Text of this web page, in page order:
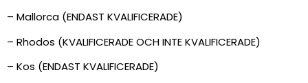
– Mallorca (ENDAST KVALIFICERADE)
– Rhodos (KVALIFICERADE OCH INTE KVALIFICERADE)
– Kos (ENDAST KVALIFICERADE)